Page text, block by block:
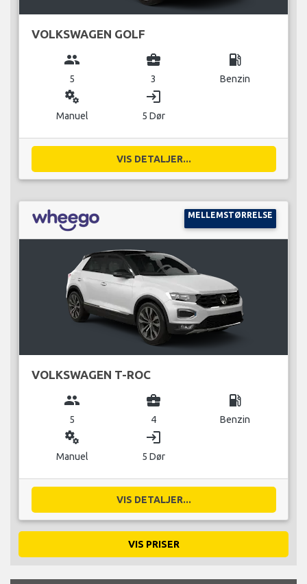
VOLKSWAGEN GOLF
group
5
business_center
3
local_gas_station
Benzin
miscellaneous_services
Manuel
login
5 Dør
VIS DETALJER...
MELLEMSTØRRELSE
VOLKSWAGEN T-ROC
group
5
business_center
4
local_gas_station
Benzin
miscellaneous_services
Manuel
login
5 Dør
VIS DETALJER...
VIS PRISER